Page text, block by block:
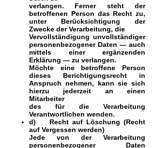
verlangen. Ferner steht der
betroffenen Person das Recht zu,
unter Berücksichtigung der
Zwecke der Verarbeitung, die
Vervollständigung unvollständiger
personenbezogener Daten — auch
mittels einer ergänzenden
Erklärung — zu verlangen.
Möchte eine betroffene Person
dieses Berichtigungsrecht in
Anspruch nehmen, kann sie sich
hierzu jederzeit an einen
Mitarbeiter
des für die Verarbeitung
Verantwortlichen wenden.
d) Recht auf Löschung (Recht
auf Vergessen werden)
Jede von der Verarbeitung
personenbezogener Daten